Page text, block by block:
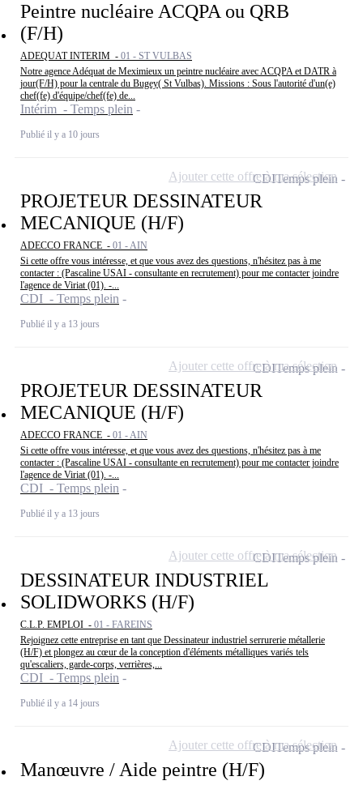
Peintre nucléaire ACQPA ou QRB
(F/H)
ADEQUAT INTERIM - 01 - ST VULBAS
Notre agence Adéquat de Meximieux un peintre nucléaire avec ACQPA et DATR à
jour(F/H) pour la centrale du Bugey( St Vulbas). Missions : Sous l'autorité d'un(e)
chef(fe) d'équipe/chef(fe) de...
Intérim - Temps plein
Publié il y a 10 jours
PROJETEUR DESSINATEUR
MECANIQUE (H/F)
ADECCO FRANCE - 01 - AIN
Si cette offre vous intéresse, et que vous avez des questions, n'hésitez pas à me
contacter : (Pascaline USAI - consultante en recrutement) pour me contacter joindre
l'agence de Viriat (01). -...
CDI - Temps plein
Publié il y a 13 jours
CDITemps plein
Ajouter cette offre à ma sélection
PROJETEUR DESSINATEUR
MECANIQUE (H/F)
ADECCO FRANCE - 01 - AIN
Si cette offre vous intéresse, et que vous avez des questions, n'hésitez pas à me
contacter : (Pascaline USAI - consultante en recrutement) pour me contacter joindre
l'agence de Viriat (01). -...
CDI - Temps plein
Publié il y a 13 jours
CDITemps plein
Ajouter cette offre à ma sélection
DESSINATEUR INDUSTRIEL
SOLIDWORKS (H/F)
C.L.P. EMPLOI - 01 - FAREINS
Rejoignez cette entreprise en tant que Dessinateur industriel serrurerie métallerie
(H/F) et plongez au cœur de la conception d'éléments métalliques variés tels
qu'escaliers, garde-corps, verrières,...
CDI - Temps plein
Publié il y a 14 jours
CDITemps plein
Ajouter cette offre à ma sélection
Manœuvre / Aide peintre (H/F)
CDITemps plein
Ajouter cette offre à ma sélection